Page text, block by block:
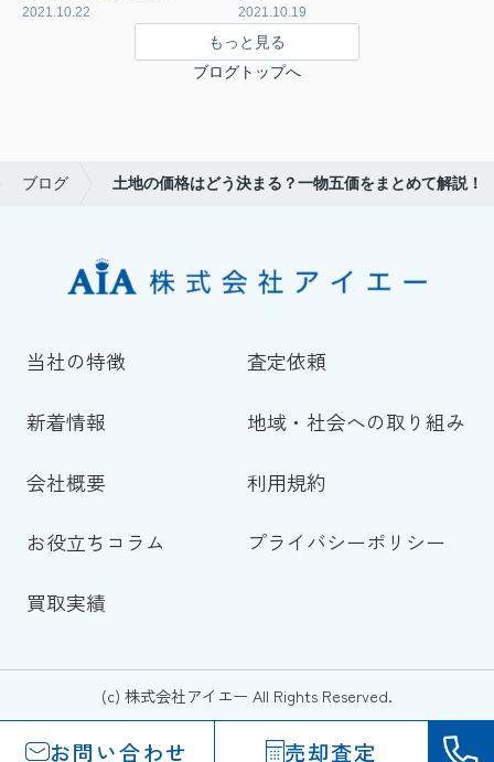
2021.10.22 2021.10.19
もっと見る
ブログトップへ
ブログ 土地の価格はどう決まる？一物五価をまとめて解説！
当社の特徴 査定依頼
新着情報 地域・社会への取り組み
会社概要 利用規約
お役立ちコラム プライバシーポリシー
買取実績
(c) 株式会社アイエー All Rights Reserved.
お問い合わせ 売却査定